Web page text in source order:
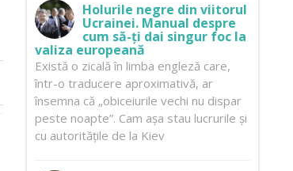
Holurile negre din viitorul
Ucrainei. Manual despre
cum să-ți dai singur foc la
valiza europeană
Există o zicală în limba engleză care,
într-o traducere aproximativă, ar
însemna că „obiceiurile vechi nu dispar
peste noapte”. Cam așa stau lucrurile și
cu autoritățile de la Kiev